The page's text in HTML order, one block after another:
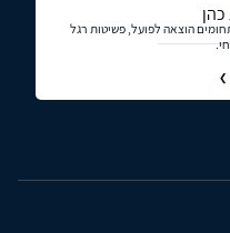
הוצאה לפועל, פשיטות רגל